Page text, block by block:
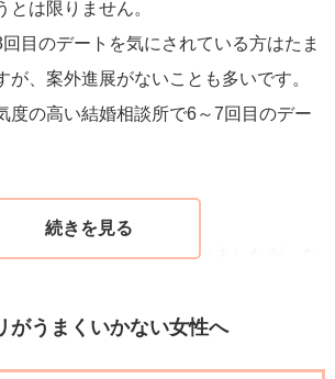
軽い話題に留めましょう。
は誰にもわからないものです。しか
して相手を大切にする気持ちを持って
方向に進むことでしょう。応援してい
とは限りません。
目のデートを気にされている方はたま
が、案外進展がないことも多いです。
度の高い結婚相談所で6～7回目のデー
ん切りがつかない」
いで告白しようと思っていましたが、な
女性から「退会しますけど気にしない
がうまくいかない女性へ